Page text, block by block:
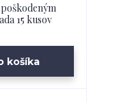
15 kusov
košíka